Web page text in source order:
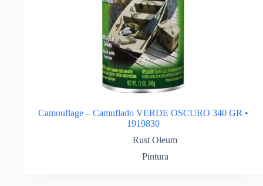
Camouflage – Camuflado VERDE OSCURO 340 GR •
1919830
Rust Oleum
Pintura